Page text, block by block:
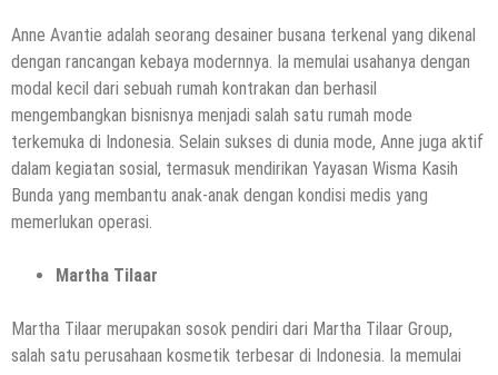
Anne Avantie adalah seorang desainer busana terkenal yang dikenal
dengan rancangan kebaya modernnya. Ia memulai usahanya dengan
modal kecil dari sebuah rumah kontrakan dan berhasil
mengembangkan bisnisnya menjadi salah satu rumah mode
terkemuka di Indonesia. Selain sukses di dunia mode, Anne juga aktif
dalam kegiatan sosial, termasuk mendirikan Yayasan Wisma Kasih
Bunda yang membantu anak-anak dengan kondisi medis yang
memerlukan operasi.
Martha Tilaar
Martha Tilaar merupakan sosok pendiri dari Martha Tilaar Group,
salah satu perusahaan kosmetik terbesar di Indonesia. Ia memulai